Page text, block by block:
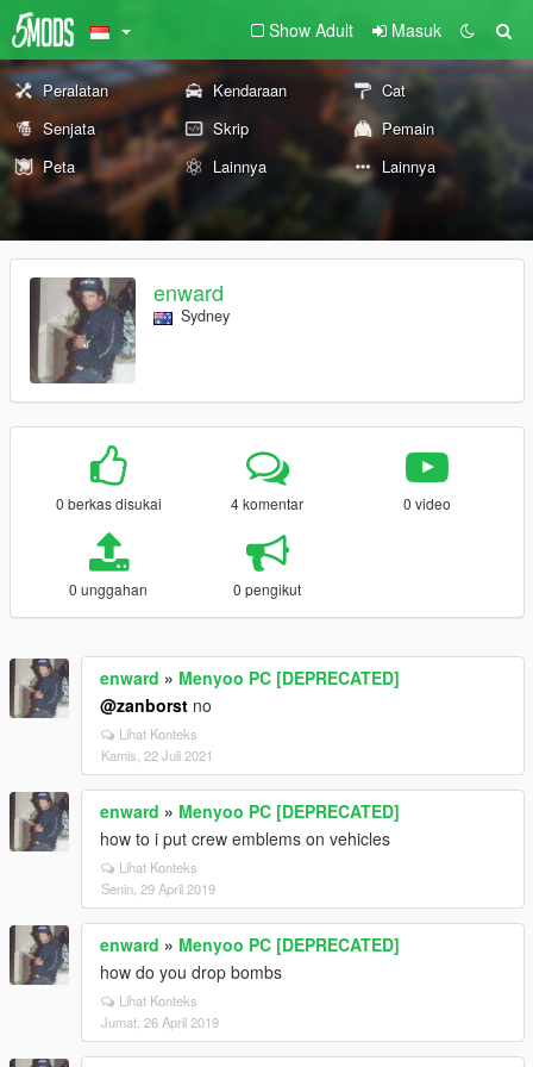
Show Adult Masuk
Peralatan Kendaraan
Cat
Senjata
Skrip
Pemain
Peta
Lainnya Lainnya
enward
Sydney
0 berkas disukai 4 komentar 0 video
0 unggahan 0 pengikut
enward » Menyoo PC [DEPRECATED]
@zanborst no
Lihat Konteks
Kamis, 22 Juli 2021
enward » Menyoo PC [DEPRECATED]
how to i put crew emblems on vehicles
Lihat Konteks
Senin, 29 April 2019
enward » Menyoo PC [DEPRECATED]
how do you drop bombs
Lihat Konteks
Jumat, 26 April 2019